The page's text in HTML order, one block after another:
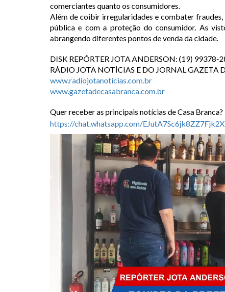
comerciantes quanto os consumidores.
Além de coibir irregularidades e combater
pública e com a proteção do consumidor. As
abrangendo diferentes pontos de venda da cidade.
DISK REPÓRTER JOTA ANDERSON: (19) 99378-
RÁDIO JOTA NOTÍCIAS E DO JORNAL GAZETA
www.radiojotanoticias.com.br
www.gazetadecasabranca.com.br
Quer receber as principais notícias de Casa
https://chat.whatsapp.com/